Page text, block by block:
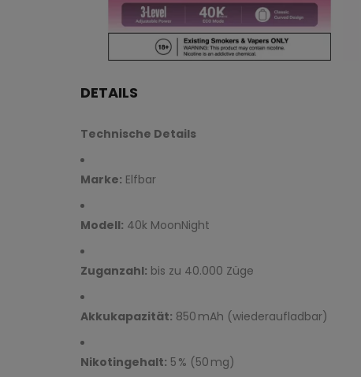
DETAILS
Technische Details
Marke: Elfbar
Modell: 40k MoonNight
Zuganzahl: bis zu 40.000 Züge
Akkukapazität: 850 mAh (wiederaufladbar)
Nikotingehalt: 5 % (50 mg)